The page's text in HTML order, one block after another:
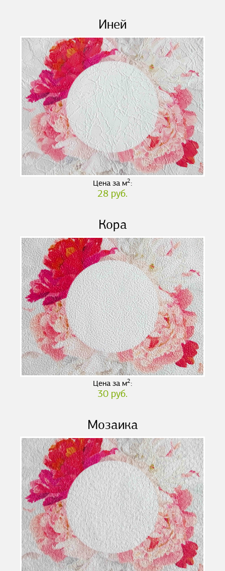
Иней
Цена за м2:
28 руб.
Кора
Цена за м2:
30 руб.
Мозаика